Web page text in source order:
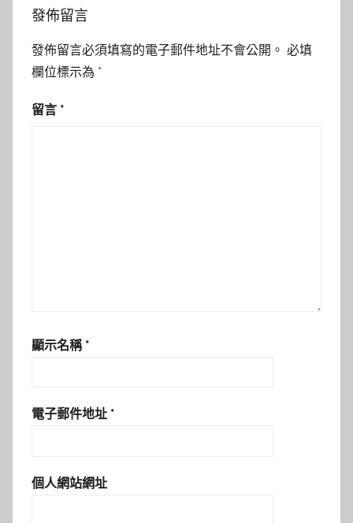
發佈留言
發佈留言必須填寫的電子郵件地址不會公開。 必填
欄位標示為 *
留言 *
顯示名稱 *
電子郵件地址 *
個人網站網址